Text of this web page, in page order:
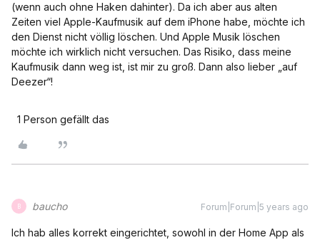
(wenn auch ohne Haken dahinter). Da ich aber aus alten
Zeiten viel Apple-Kaufmusik auf dem iPhone habe, möchte ich
den Dienst nicht völlig löschen. Und Apple Musik löschen
möchte ich wirklich nicht versuchen. Das Risiko, dass meine
Kaufmusik dann weg ist, ist mir zu groß. Dann also lieber „auf
Deezer“!
1 Person gefällt das
B baucho Forum|Forum|5 years ago
Ich hab alles korrekt eingerichtet, sowohl in der Home App als